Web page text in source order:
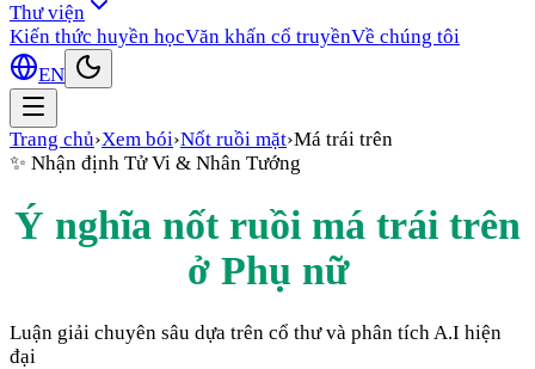
Thư viện
Kiến thức huyền họcVăn khấn cổ truyềnVề chúng tôi
EN
Trang chủ›Xem bói›Nốt ruồi mặt›Má trái trên
✨ Nhận định Tử Vi & Nhân Tướng
Ý nghĩa nốt ruồi má trái trên
ở Phụ nữ
Luận giải chuyên sâu dựa trên cổ thư và phân tích A.I hiện
đại